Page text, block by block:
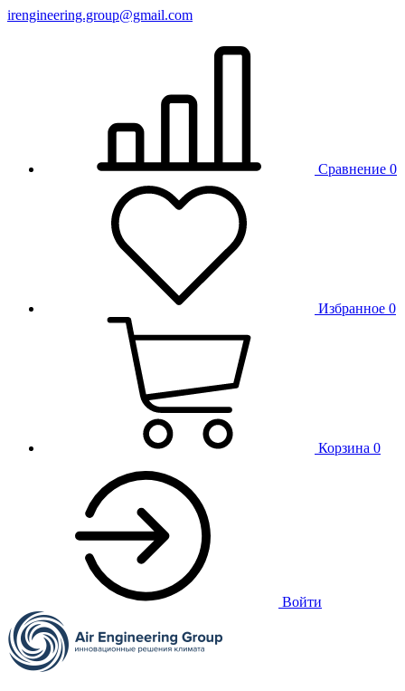
irengineering.group@gmail.com
Сравнение 0
Избранное 0
Корзина 0
Войти